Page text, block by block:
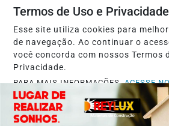
Ciência & Tecnologia
Política
Saúde
Cultura
Termos de Uso e Privacidade
Esse site utiliza cookies para
de navegação. Ao continuar o
você concorda com nossos Termos
Privacidade.
PARA MAIS INFORMAÇÕES,ACESSE
CLICANDO AQUI
PROSSEGUIR